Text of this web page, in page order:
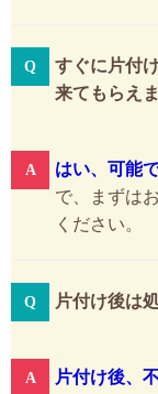
すぐに片付
来てもらえ
はい、可能で
で、まずは
ください。
片付け後は
片付け後、